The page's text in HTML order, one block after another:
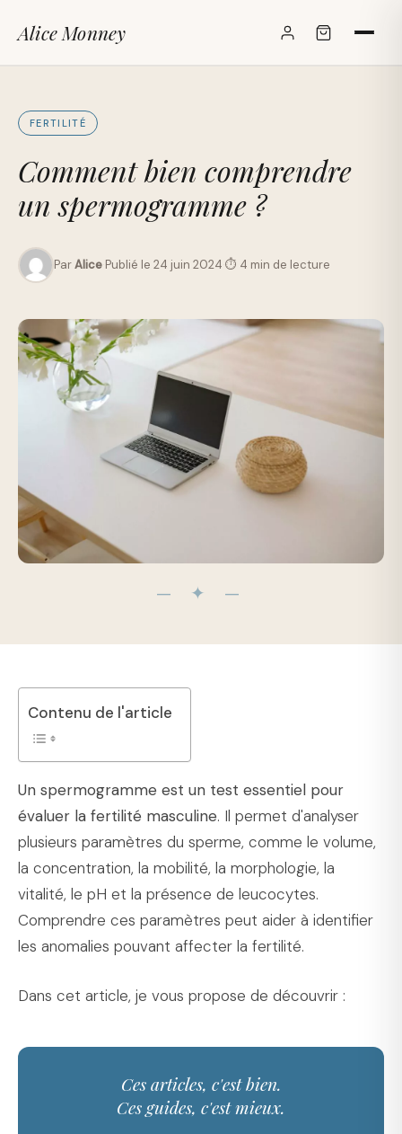
Alice Monney
FERTILITÉ
Comment bien comprendre
un spermogramme ?
ParAlice Publié le 24 juin 2024 ⏱ 4 min de lecture
— ✦ —
Contenu de l'article
Un spermogramme est un test essentiel pour
évaluer la fertilité masculine. Il permet d'analyser
plusieurs paramètres du sperme, comme le volume,
la concentration, la mobilité, la morphologie, la
vitalité, le pH et la présence de leucocytes.
Comprendre ces paramètres peut aider à identifier
les anomalies pouvant affecter la fertilité.
Dans cet article, je vous propose de découvrir :
Ces articles, c'est bien.
Ces guides, c'est mieux.